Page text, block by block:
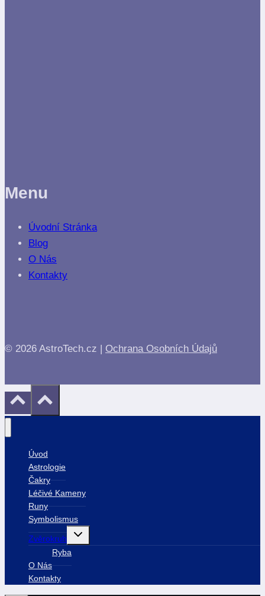
Menu
Úvodní Stránka
Blog
O Nás
Kontakty
© 2026 AstroTech.cz | Ochrana Osobních Údajů
Úvod
Astrologie
Čakry
Léčivé Kameny
Runy
Symbolismus
Zvěrokruh
Toggle
child
menu
Ryba
O Nás
Kontakty